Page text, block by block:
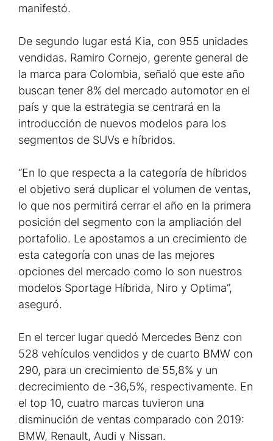
manifestó.
De segundo lugar está Kia, con 955 unidades
vendidas. Ramiro Cornejo, gerente general de
la marca para Colombia, señaló que este año
buscan tener 8% del mercado automotor en el
país y que la estrategia se centrará en la
introducción de nuevos modelos para los
segmentos de SUVs e híbridos.
“En lo que respecta a la categoría de híbridos
el objetivo será duplicar el volumen de ventas,
lo que nos permitirá cerrar el año en la primera
posición del segmento con la ampliación del
portafolio. Le apostamos a un crecimiento de
esta categoría con unas de las mejores
opciones del mercado como lo son nuestros
modelos Sportage Híbrida, Niro y Optima”,
aseguró.
En el tercer lugar quedó Mercedes Benz con
528 vehículos vendidos y de cuarto BMW con
290, para un crecimiento de 55,8% y un
decrecimiento de -36,5%, respectivamente. En
el top 10, cuatro marcas tuvieron una
disminución de ventas comparado con 2019:
BMW, Renault, Audi y Nissan.